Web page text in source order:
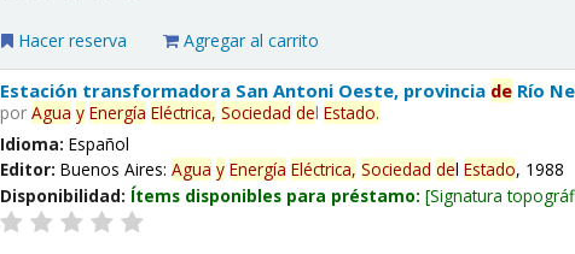
Hacer reserva Agregar al carrito
Estación transformadora San Antoni Oeste, provincia de Río
porAgua y Energía Eléctrica, Sociedad delEstado.
Idioma:Español
Editor:Buenos Aires:Agua y Energía Eléctrica, Sociedad delEstado, 1988
Disponibilidad: Ítems disponibles para préstamo: Signatura